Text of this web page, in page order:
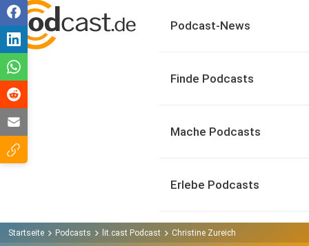
Podcast-News
Finde Podcasts
Mache Podcasts
Erlebe Podcasts
Startseite Podcasts lit.cast Podcast Christine Zureich